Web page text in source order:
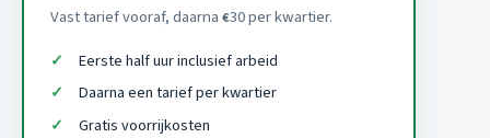
Vast tarief vooraf, daarna €30 per kwartier.
Eerste half uur inclusief arbeid
Daarna een tarief per kwartier
Gratis voorrijkosten